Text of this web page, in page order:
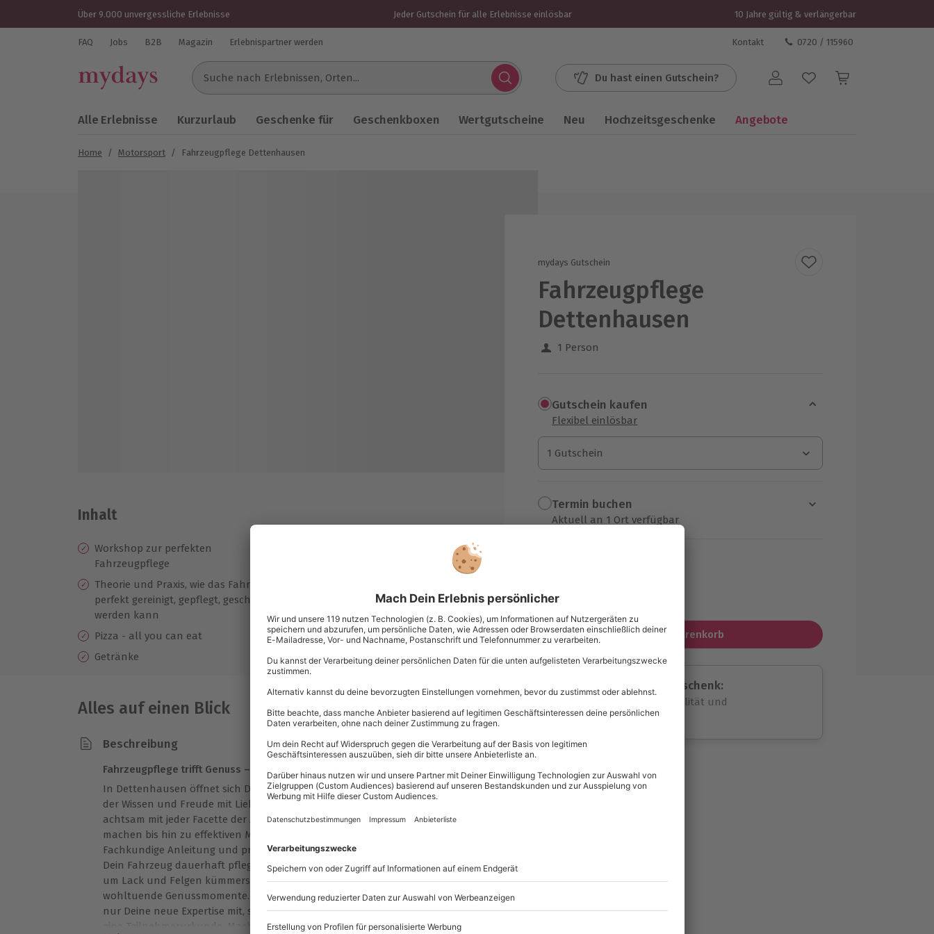
Über 9.000 unvergessliche Erlebnisse Jeder Gutschein für alle Erlebnisse einlösbar 10 Jahre gültig & verlängerbar
FAQ Jobs B2B Magazin Erlebnispartner werden Kontakt 0720 / 115960
Suche nach Erlebnissen...
Du hast einen Gutschein? Benutzerkonto
Alle Erlebnisse Kurzurlaub Geschenke für Geschenkboxen Wertgutscheine Neu Hochzeitsgeschenke Angebote
Home / Motorsport / Fahrzeugpflege Dettenhausen
mydays Gutschein
Fahrzeugpflege
Dettenhausen
1 Person
Gutschein kaufen
Flexibel einlösbar
1 Gutschein
1 Gutschein
1 Gutschein
Termin buchen
Aktuell an 1 Ort verfügbar
zzgl. Versand
In den Warenkorb
Immer das passende Geschenk:
Große Auswahl, volle Flexibilität und
maximale Sicherheit
Über 9.000 unvergessliche
Volle Flexibilität
Inhalt
Workshop zur perfekten
Fahrzeugpflege
Theorie und Praxis, wie das Fahrzeug
perfekt gereinigt, gepflegt, geschützt
werden kann
Pizza - all you can eat
Getränke
Tasche/Ware im Wert von 24,90 €
(medium kit bag) zum Mitnehmen
am Tag des Workshops
Teilnehmerurkunde
Alles auf einen Blick
Beschreibung
Fahrzeugpflege trifft Genuss – Workshop mit Glanzmomenten
In Dettenhausen öffnet sich Dir die Tür zu einem Fahrzeugpflege-Workshop,
der Wissen und Freude mit Liebe zum Detail verbindet. Du befasst Dich
achtsam mit jeder Facette der Autopflege – vom gründlichen Auto sauber
machen bis hin zu effektiven Methoden zum Autos waschen und Versiegeln.
Fachkundige Anleitung und praxisnahe Übungen bringen Dir bei, wie Du
Dein Fahrzeug dauerhaft pflegst und seinen Wert schützt. Während du Dich
um Lack und Felgen kümmerst, sorgen Pizza und kühle Getränke für
wohltuende Genussmomente. Als bleibende Erinnerung nimmst Du nicht
nur Deine neue Expertise mit, sondern auch nützliche Pflegeprodukte und
eine Teilnehmerurkunde. Mach das Fahrzeugpflege-Erlebnis in